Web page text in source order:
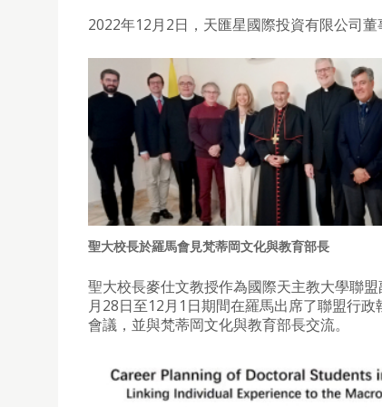
2022年12月2日，天匯星國際投資有限公司董
聖大校長於羅馬會見梵蒂岡文化與教育部長
聖大校長麥仕文教授作為國際天主教大學聯盟
月28日至12月1日期間在羅馬出席了聯盟行政
會議，並與梵蒂岡文化與教育部長交流。